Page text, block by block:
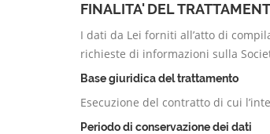
FINALITA' DEL
I dati da Lei forniti all’atto di
richieste di informazioni sulla
Base giuridica del trattamento
Esecuzione del contratto di cui
Periodo di conservazione dei dati